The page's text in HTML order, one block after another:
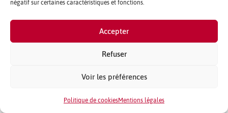
négatif sur certaines caractéristiques et fonctions.
Accepter
Refuser
Voir les préférences
Politique de cookiesMentions légales